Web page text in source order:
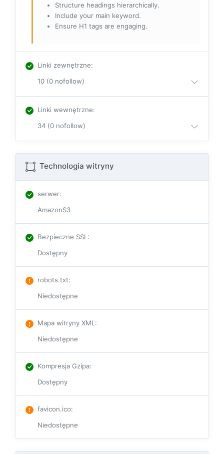
Structure headings hierarchically.
Include your main keyword.
Ensure H1 tags are engaging.
Linki zewnętrzne:
10 (0 nofollow)
Linki wewnętrzne:
34 (0 nofollow)
Technologia witryny
serwer:
AmazonS3
Bezpieczne SSL :
Dostępny
robots.txt:
Niedostępne
Mapa witryny XML :
Niedostępne
Kompresja Gzipa:
Dostępny
favicon.ico:
Niedostępne